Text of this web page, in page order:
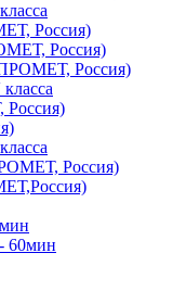
Россия)
Россия)
Россия)
Россия)
60мин